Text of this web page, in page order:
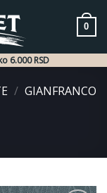
0
6.000 RSD
/ GIANFRANCO